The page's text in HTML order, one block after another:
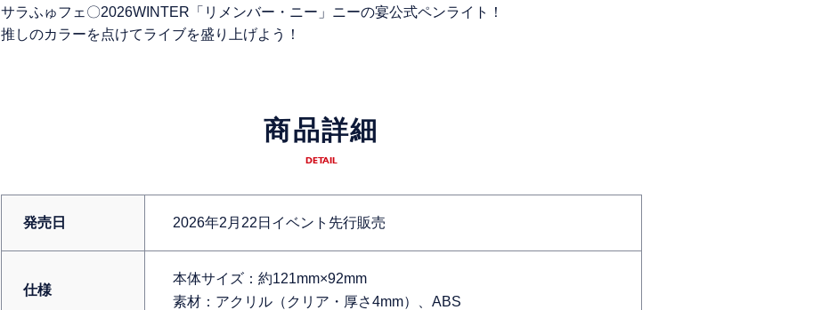
サラふゅフェ〇2026WINTER「リメンバー・ニー」ニーの宴公式ペンライト！
推しのカラーを点けてライブを盛り上げよう！
商品詳細
DETAIL
発売日 2026年2月22日イベント先行販売
仕様
本体サイズ：約121mm×92mm
素材：アクリル（クリア・厚さ4mm）、ABS